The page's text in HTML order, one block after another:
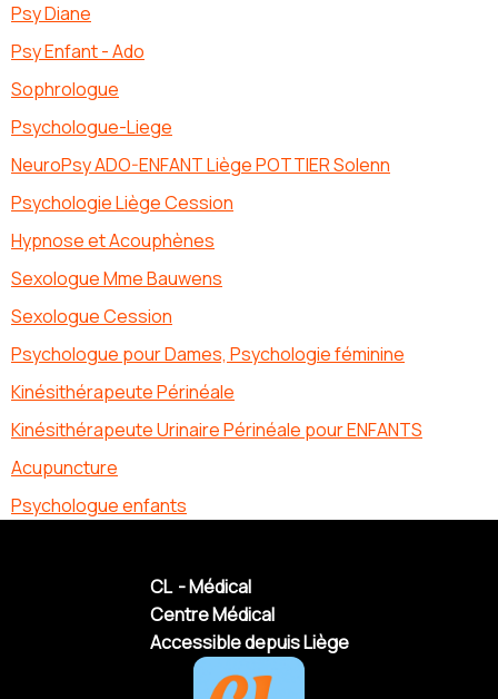
Psy Diane
Psy Enfant - Ado
Sophrologue
Psychologue-Liege
NeuroPsy ADO-ENFANT Liège POTTIER Solenn
Psychologie Liège Cession
Hypnose et Acouphènes
Sexologue Mme Bauwens
Sexologue Cession
Psychologue pour Dames, Psychologie féminine
Kinésithérapeute Périnéale
Kinésithérapeute Urinaire Périnéale pour ENFANTS
Acupuncture
Psychologue enfants
CL - Médical
Centre Médical
Accessible depuis Liège